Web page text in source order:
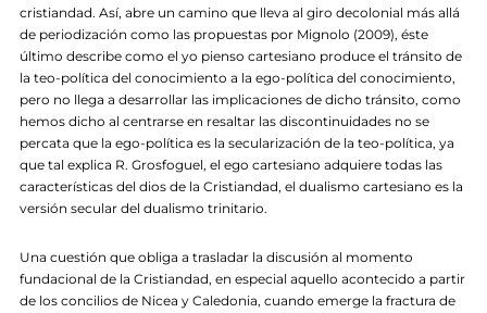
cristiandad. Así, abre un camino que lleva al giro decolonial más allá
de periodización como las propuestas por Mignolo (2009), éste
último describe como el yo pienso cartesiano produce el tránsito de
la teo-política del conocimiento a la ego-política del conocimiento,
pero no llega a desarrollar las implicaciones de dicho tránsito, como
hemos dicho al centrarse en resaltar las discontinuidades no se
percata que la ego-política es la secularización de la teo-política, ya
que tal explica R. Grosfoguel, el ego cartesiano adquiere todas las
características del dios de la Cristiandad, el dualismo cartesiano es la
versión secular del dualismo trinitario.
Una cuestión que obliga a trasladar la discusión al momento
fundacional de la Cristiandad, en especial aquello acontecido a partir
de los concilios de Nicea y Caledonia, cuando emerge la fractura de